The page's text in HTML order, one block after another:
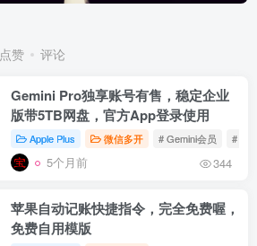
点赞 评论
Gemini Pro独享账号有售，稳定企业
版带5TB网盘，官方App登录使用
Apple Plus 微信多开 # Gemini会员 #
5个月前 344
苹果自动记账快捷指令，完全免费喔，
免费自用模版